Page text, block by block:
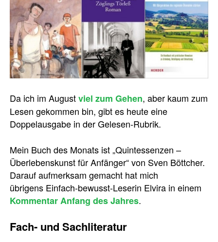
Da ich im Augustviel zum Gehen, aber kaum zum
Lesen gekommen bin, gibt es heute eine
Doppelausgabe in der Gelesen-Rubrik.
Mein Buch des Monats ist „Quintessenzen –
Überlebenskunst für Anfänger“ von Sven Böttcher.
Darauf aufmerksam gemacht hat mich
übrigens Einfach-bewusst-Leserin Elvira in einem
Kommentar Anfang des Jahres.
Fach- und Sachliteratur